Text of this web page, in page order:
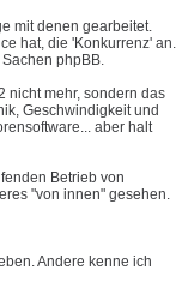
mit denen gearbeitet.
hat, die 'Konkurrenz' an.
phpBB.
nicht mehr, sondern das
Geschwindigkeit und
aber halt
Betrieb von
"von innen" gesehen.
Andere kenne ich